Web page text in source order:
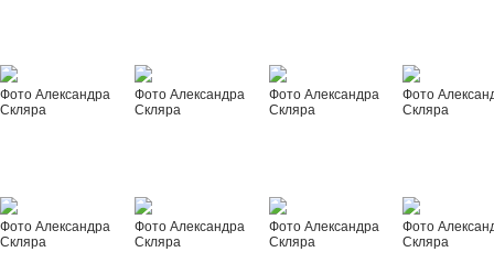
Фото Александра
Скляра
Фото Александра
Скляра
Фото Александра
Скляра
Фото
Скляра
Фото Александра
Скляра
Фото Александра
Скляра
Фото Александра
Скляра
Фото
Скляра